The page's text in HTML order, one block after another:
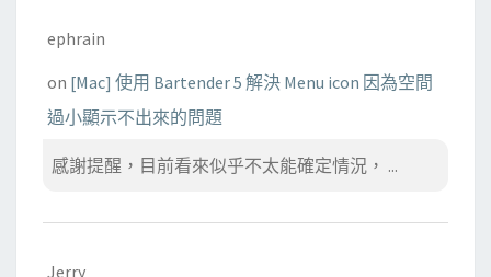
ephrain
on [Mac] 使用 Bartender 5 解決 Menu icon 因為空間
過小顯示不出來的問題
感謝提醒，目前看來似乎不太能確定情況， ...
Jerry